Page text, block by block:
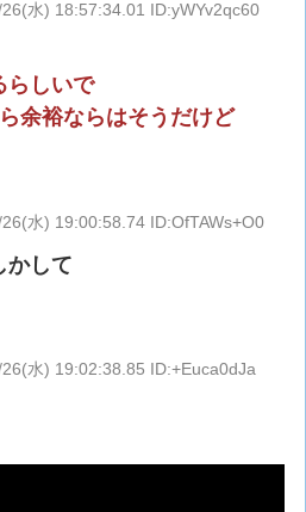
水) 18:57:34.01 ID:yWYv2qc60
らしいで
余裕ならはそうだけど
水) 19:00:58.74 ID:OfTAWs+O0
かして
水) 19:02:38.85 ID:+Euca0dJa